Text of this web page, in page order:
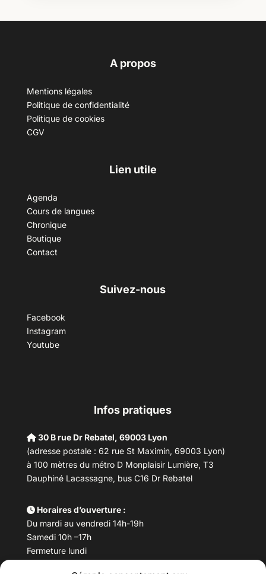
A propos
Mentions légales
Politique de confidentialité
Politique de cookies
CGV
Lien utile
Agenda
Cours de langues
Chronique
Boutique
Contact
Suivez-nous
Facebook
Instagram
Youtube
Infos pratiques
30 B rue Dr Rebatel, 69003 Lyon
(adresse postale : 62 rue St Maximin, 69003 Lyon)
à 100 mètres du métro D Monplaisir Lumière, T3
Dauphiné Lacassagne, bus C16 Dr Rebatel
Horaires d’ouverture :
Du mardi au vendredi 14h-19h
Samedi 10h –17h
Fermeture lundi